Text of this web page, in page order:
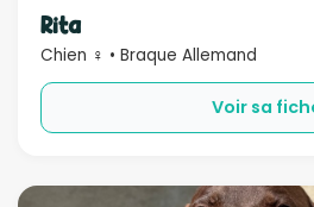
Rita
Chien ♀ • Braque Allemand
Voir sa
Compatible
Chien